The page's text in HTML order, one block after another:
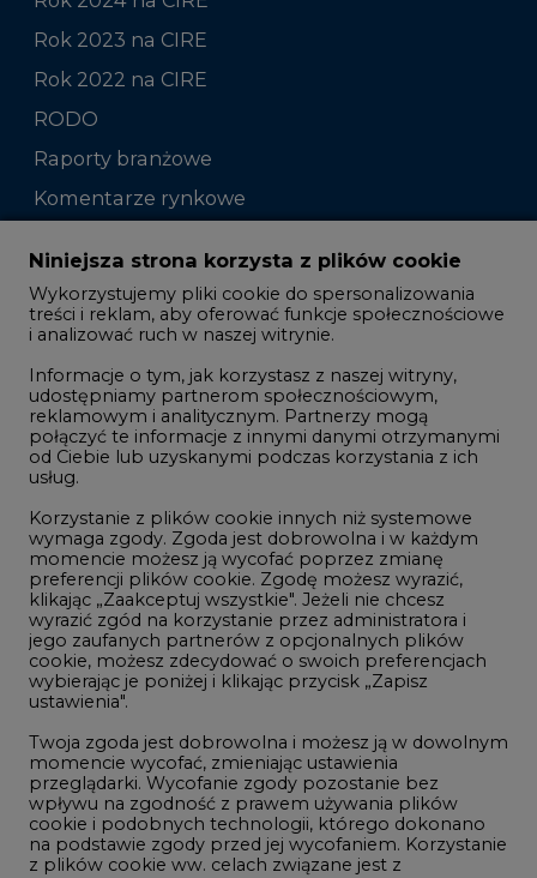
Rok 2023 na CIRE
Rok 2022 na CIRE
RODO
Raporty branżowe
Komentarze rynkowe
Zmiany kadrowe na rynku
Studio CIRE
Rozmowy o energetyce
Gospodarka
Geopolityka
LTE450
Innowacje i AI
Telekomunikacja i IT
Handel emisjami CO2
Wodór
Górnictwo
Atom
Fotowoltaika
Offshore wind
Niniejsza strona korzysta z plików cookie
Wykorzystujemy pliki cookie do spersonalizowania
treści i reklam, aby oferować funkcje społecznościowe
i analizować ruch w naszej witrynie.
Informacje o tym, jak korzystasz z naszej witryny,
udostępniamy partnerom społecznościowym,
reklamowym i analitycznym. Partnerzy mogą
połączyć te informacje z innymi danymi otrzymanymi
od Ciebie lub uzyskanymi podczas korzystania z ich
usług.
Korzystanie z plików cookie innych niż systemowe
wymaga zgody. Zgoda jest dobrowolna i w każdym
momencie możesz ją wycofać poprzez zmianę
preferencji plików cookie. Zgodę możesz wyrazić,
klikając „Zaakceptuj wszystkie". Jeżeli nie chcesz
wyrazić zgód na korzystanie przez administratora i
jego zaufanych partnerów z opcjonalnych plików
cookie, możesz zdecydować o swoich preferencjach
wybierając je poniżej i klikając przycisk „Zapisz
ustawienia".
Twoja zgoda jest dobrowolna i możesz ją w dowolnym
momencie wycofać, zmieniając ustawienia
przeglądarki. Wycofanie zgody pozostanie bez
wpływu na zgodność z prawem używania plików
cookie i podobnych technologii, którego dokonano
na podstawie zgody przed jej wycofaniem. Korzystanie
z plików cookie ww. celach związane jest z